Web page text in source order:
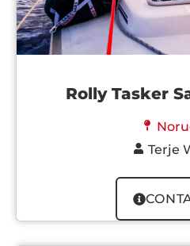
Rolly Tasker
Terje